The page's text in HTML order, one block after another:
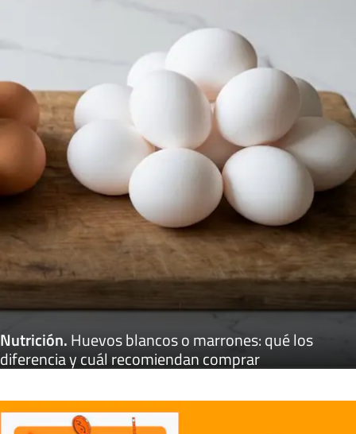
Nutrición.Huevos blancos o marrones: qué los
diferencia y cuál recomiendan comprar